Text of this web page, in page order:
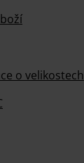
o velikostech